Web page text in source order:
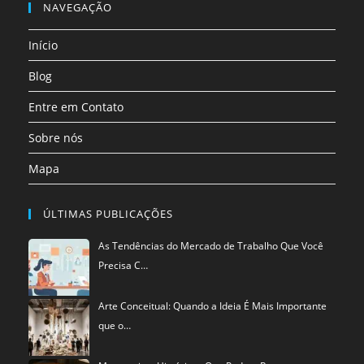
aba
aba
em
uma
nova
aba
NAVEGAÇÃO
Início
Blog
Entre em Contato
Sobre nós
Mapa
ÚLTIMAS PUBLICAÇÕES
As Tendências do Mercado de Trabalho Que Você
Precisa C…
Arte Conceitual: Quando a Ideia É Mais Importante
que o…